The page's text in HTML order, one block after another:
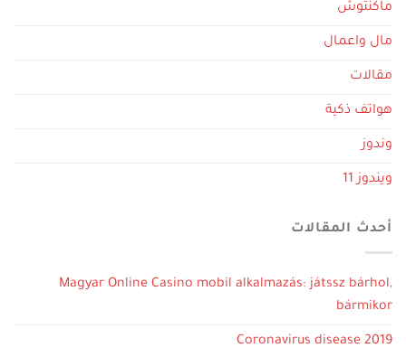
ماكنتوش
مال واعمال
مقالات
هواتف ذكية
وندوز
ويندوز 11
أحدث المقالات
Magyar Online Casino mobil alkalmazás: játssz bárhol,
bármikor
Coronavirus disease 2019